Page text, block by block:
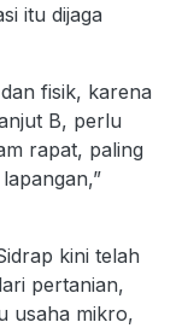
itu dijaga
fisik, karena
B, perlu
rapat, paling
kini telah
pertanian,
usaha mikro,